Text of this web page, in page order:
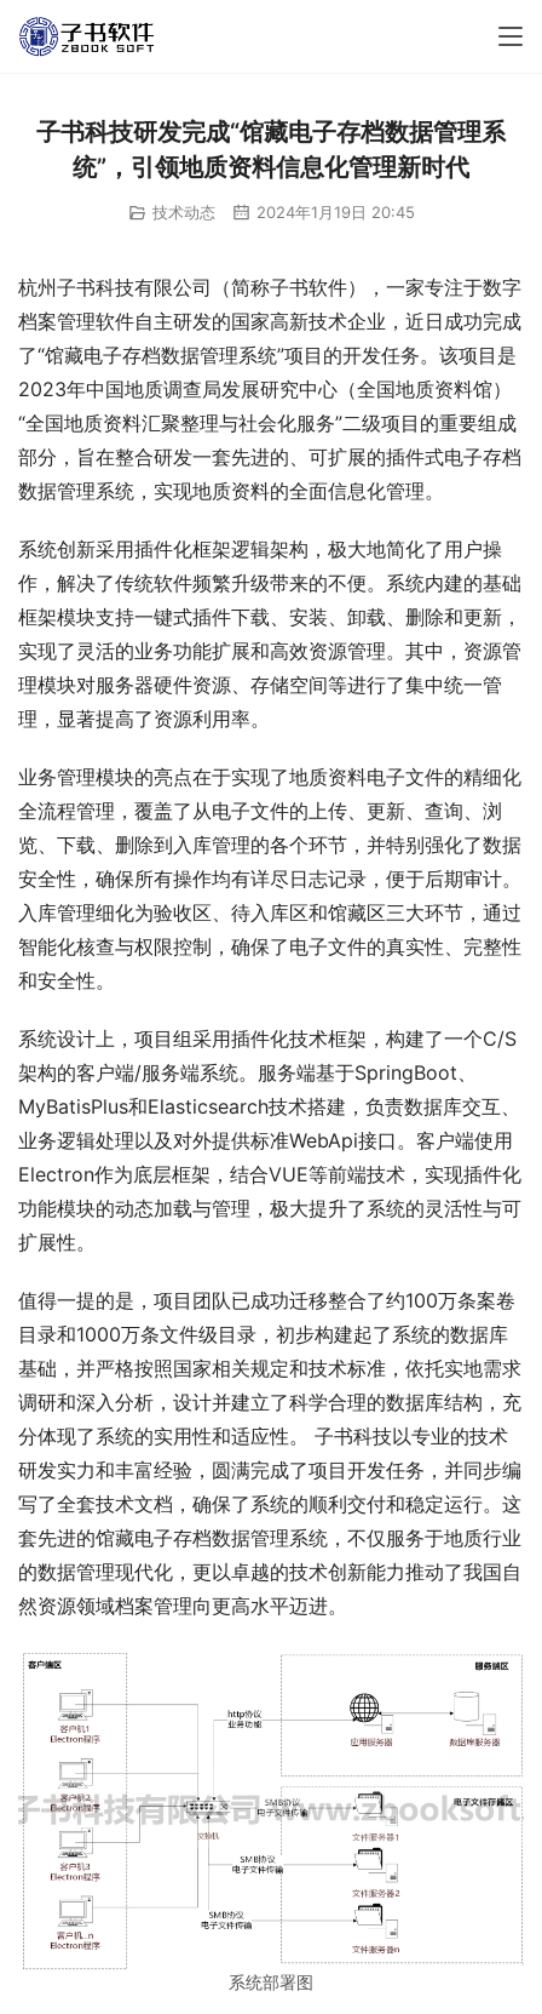
子书科技研发完成“馆藏电子存档数据管理系
统”，引领地质资料信息化管理新时代
技术动态 2024年1月19日 20:45
杭州子书科技有限公司（简称子书软件），一家专注于数字
档案管理软件自主研发的国家高新技术企业，近日成功完成
了“馆藏电子存档数据管理系统”项目的开发任务。该项目是
2023年中国地质调查局发展研究中心（全国地质资料馆）
“全国地质资料汇聚整理与社会化服务”二级项目的重要组成
部分，旨在整合研发一套先进的、可扩展的插件式电子存档
数据管理系统，实现地质资料的全面信息化管理。
系统创新采用插件化框架逻辑架构，极大地简化了用户操
作，解决了传统软件频繁升级带来的不便。系统内建的基础
框架模块支持一键式插件下载、安装、卸载、删除和更新，
实现了灵活的业务功能扩展和高效资源管理。其中，资源管
理模块对服务器硬件资源、存储空间等进行了集中统一管
理，显著提高了资源利用率。
业务管理模块的亮点在于实现了地质资料电子文件的精细化
全流程管理，覆盖了从电子文件的上传、更新、查询、浏
览、下载、删除到入库管理的各个环节，并特别强化了数据
安全性，确保所有操作均有详尽日志记录，便于后期审计。
入库管理细化为验收区、待入库区和馆藏区三大环节，通过
智能化核查与权限控制，确保了电子文件的真实性、完整性
和安全性。
系统设计上，项目组采用插件化技术框架，构建了一个C/S
架构的客户端/服务端系统。服务端基于SpringBoot、
MyBatisPlus和Elasticsearch技术搭建，负责数据库交互、
业务逻辑处理以及对外提供标准WebApi接口。客户端使用
Electron作为底层框架，结合VUE等前端技术，实现插件化
功能模块的动态加载与管理，极大提升了系统的灵活性与可
扩展性。
值得一提的是，项目团队已成功迁移整合了约100万条案卷
目录和1000万条文件级目录，初步构建起了系统的数据库
基础，并严格按照国家相关规定和技术标准，依托实地需求
调研和深入分析，设计并建立了科学合理的数据库结构，充
分体现了系统的实用性和适应性。 子书科技以专业的技术
研发实力和丰富经验，圆满完成了项目开发任务，并同步编
写了全套技术文档，确保了系统的顺利交付和稳定运行。这
套先进的馆藏电子存档数据管理系统，不仅服务于地质行业
的数据管理现代化，更以卓越的技术创新能力推动了我国自
然资源领域档案管理向更高水平迈进。
系统部署图